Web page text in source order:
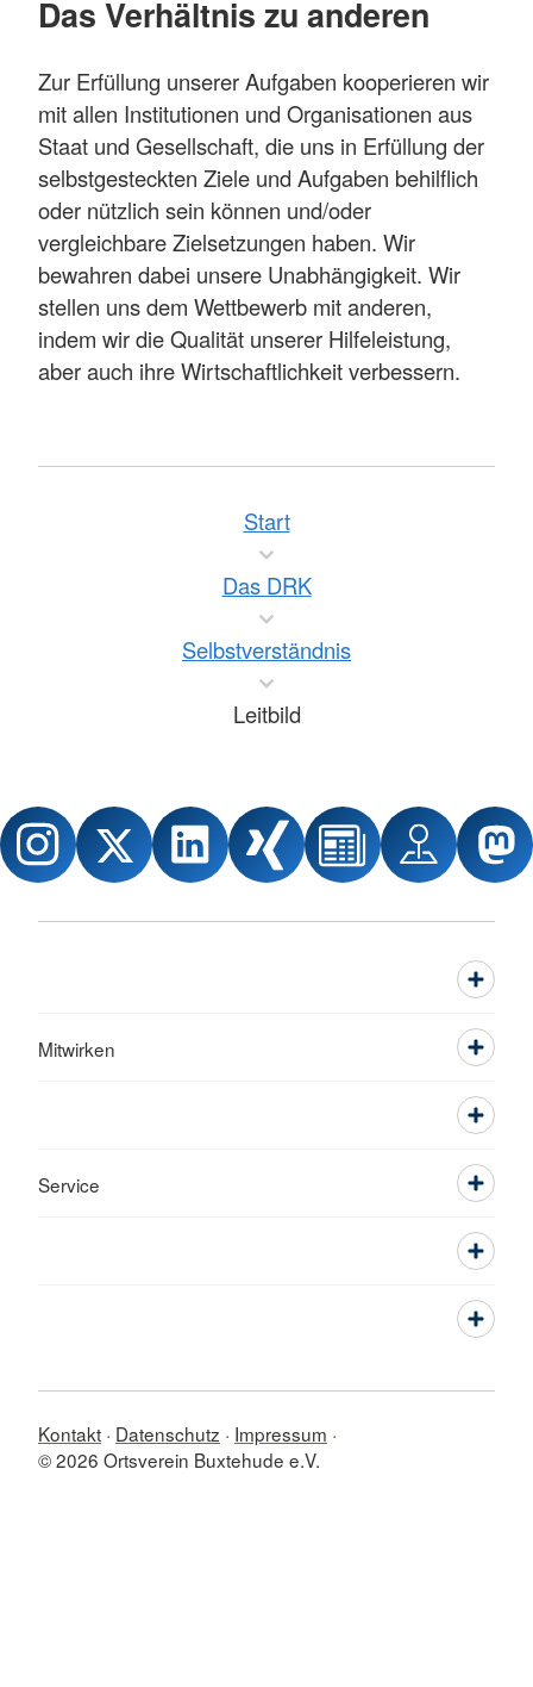
Das Verhältnis zu anderen
Zur Erfüllung unserer Aufgaben kooperieren wir
mit allen Institutionen und Organisationen aus
Staat und Gesellschaft, die uns in Erfüllung der
selbstgesteckten Ziele und Aufgaben behilflich
oder nützlich sein können und/oder
vergleichbare Zielsetzungen haben. Wir
bewahren dabei unsere Unabhängigkeit. Wir
stellen uns dem Wettbewerb mit anderen,
indem wir die Qualität unserer Hilfeleistung,
aber auch ihre Wirtschaftlichkeit verbessern.
Start
Das DRK
Selbstverständnis
Leitbild
Mitwirken
Service
Kontakt Datenschutz
Impressum
© 2026 Ortsverein Buxtehude e.V.